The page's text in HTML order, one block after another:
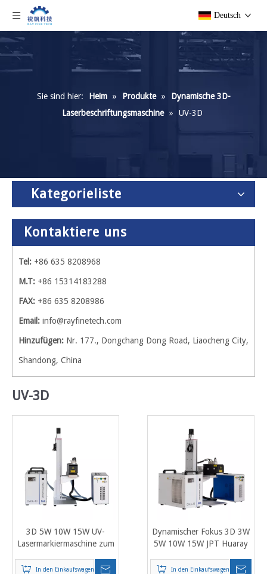
Deutsch
Sie sind hier: Heim » Produkte »
Dynamische 3D-
Laserbeschriftungsmaschine » UV-3D
Kategorieliste
Kontaktiere uns
Tel: +86 635 8208968
M.T: +86 15314183288
FAX: +86 635 8208986
Email: info@rayfinetech.com
Hinzufügen: Nr. 177., Dongchang Dong Road, Liaocheng City,
Shandong, China
UV-3D
3D 5W 10W 15W UV-
Lasermarkiermaschine zum
Weinglas gekrümmter
In den Einkaufswagen
Dynamischer Fokus 3D 3W
5W 10W 15W JPT Huaray
Gravur-Schneidemaschine
In den Einkaufswagen